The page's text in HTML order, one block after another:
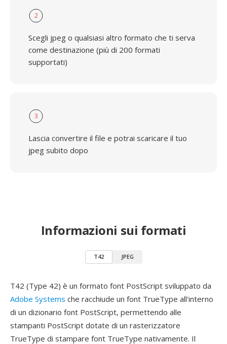
2
Scegli jpeg o qualsiasi altro formato che ti serva
come destinazione (più di 200 formati
supportati)
3
Lascia convertire il file e potrai scaricare il tuo
jpeg subito dopo
Informazioni sui formati
T42 JPEG
T42 (Type 42) è un formato font PostScript sviluppato da
Adobe Systems che racchiude un font TrueType all'interno
di un dizionario font PostScript, permettendo alle
stampanti PostScript dotate di un rasterizzatore
TrueType di stampare font TrueType nativamente. Il